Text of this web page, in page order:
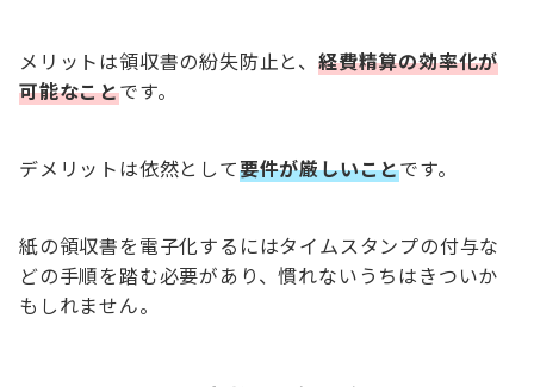
メリットは領収書の紛失防止と、経費精算の効率化が
可能なことです。
デメリットは依然として要件が厳しいことです。
紙の領収書を電子化するにはタイムスタンプの付与な
どの手順を踏む必要があり、慣れないうちはきついか
もしれません。